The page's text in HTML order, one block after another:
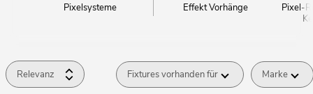
Pixelsysteme Effekt Vorhänge
Pixel-
Relevanz Fixtures vorhanden für Marke